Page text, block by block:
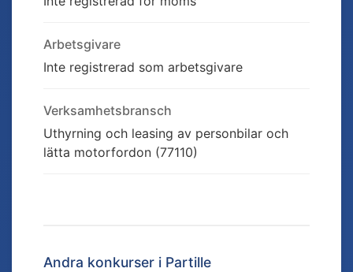
Arbetsgivare
Inte registrerad som arbetsgivare
Verksamhetsbransch
Uthyrning och leasing av personbilar och
lätta motorfordon (77110)
Andra konkurser i Partille